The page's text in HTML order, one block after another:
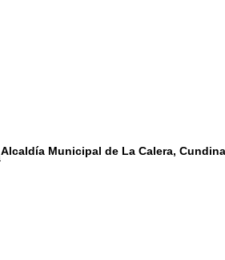
Alcaldía Municipal de La Calera,